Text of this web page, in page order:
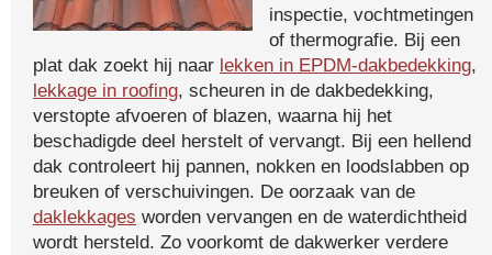
inspectie, vochtmetingen
of thermografie. Bij een
plat dak zoekt hij naar lekken in EPDM-dakbedekking,
lekkage in roofing, scheuren in de dakbedekking,
verstopte afvoeren of blazen, waarna hij het
beschadigde deel herstelt of vervangt. Bij een hellend
dak controleert hij pannen, nokken en loodslabben op
breuken of verschuivingen. De oorzaak van de
daklekkages worden vervangen en de waterdichtheid
wordt hersteld. Zo voorkomt de dakwerker verdere